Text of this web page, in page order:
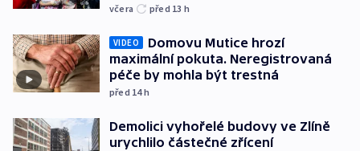
včera před 13 h
VIDEO
Domovu Mutice hrozí
maximální pokuta. Neregistrovaná
péče by mohla být trestná
před 14h
Demolici vyhořelé budovy ve Zlíně
urychlilo částečné zřícení